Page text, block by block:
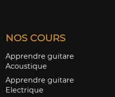
NOS COURS
Apprendre guitare
Acoustique
Apprendre guitare
Electrique